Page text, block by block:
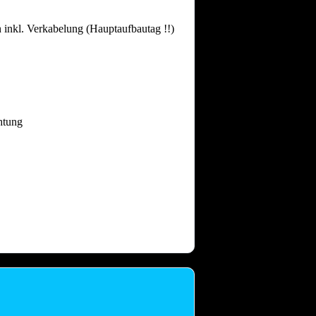
Verkabelung (Hauptaufbautag !!)